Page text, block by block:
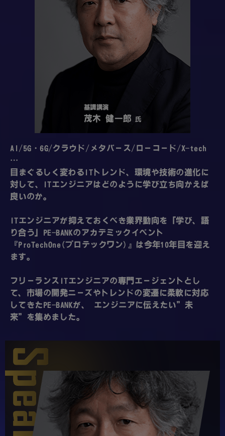
基調講演
茂木 健一郎 氏
AI/5G・6G/クラウド/メタバース/ローコード/X-tech
…
目まぐるしく変わるITトレンド、環境や技術の進化に
対して、ITエンジニアはどのように学び立ち向かえば
良いのか。
ITエンジニアが抑えておくべき業界動向を「学び、語
り合う」PE-BANKのアカデミックイベント
『ProTechOne(プロテックワン)』は今年10年目を迎え
ます。
フリーランスITエンジニアの専門エージェントとし
て、市場の開発ニーズやトレンドの変遷に柔軟に対応
してきたPE-BANKが、 エンジニアに伝えたい”未
来”を集めました。